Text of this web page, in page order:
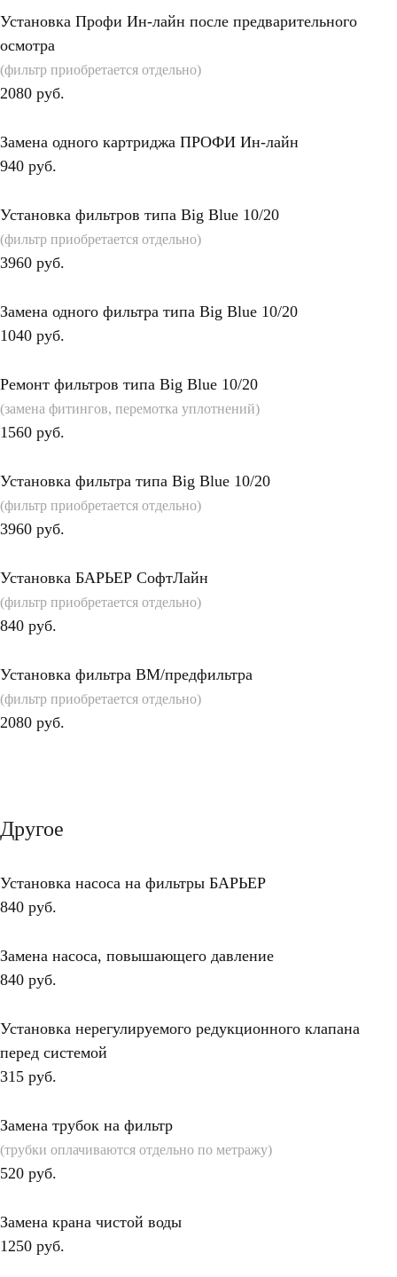
Установка Профи Ин-лайн после предварительного
осмотра
(фильтр приобретается отдельно)
2080 руб.
Замена одного картриджа ПРОФИ Ин-лайн
940 руб.
Установка фильтров типа Big Blue 10/20
(фильтр приобретается отдельно)
3960 руб.
Замена одного фильтра типа Big Blue 10/20
1040 руб.
Ремонт фильтров типа Big Blue 10/20
(замена фитингов, перемотка уплотнений)
1560 руб.
Установка фильтра типа Big Blue 10/20
(фильтр приобретается отдельно)
3960 руб.
Установка БАРЬЕР СофтЛайн
(фильтр приобретается отдельно)
840 руб.
Установка фильтра ВМ/предфильтра
(фильтр приобретается отдельно)
2080 руб.
Другое
Установка насоса на фильтры БАРЬЕР
840 руб.
Замена насоса, повышающего давление
840 руб.
Установка нерегулируемого редукционного клапана
перед системой
315 руб.
Замена трубок на фильтр
(трубки оплачиваются отдельно по метражу)
520 руб.
Замена крана чистой воды
1250 руб.